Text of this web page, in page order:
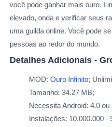
você pode ganhar mais ouro.
elevado, onda e verificar seus
uma guilda online. Você pode
pessoas ao redor do mundo.
Detalhes Adicionais -
MOD: Ouro Infinito;
Tamanho: 34.27 MB;
Necessita Android: 4.0 ou
Instalações: 10.000.000 -